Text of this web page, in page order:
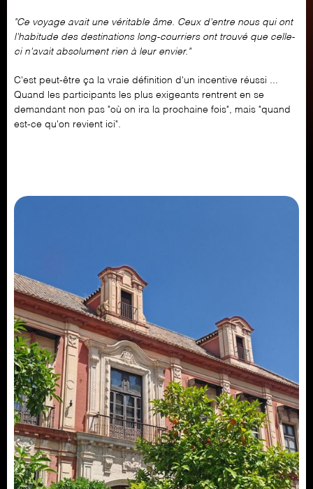
"Ce voyage avait une véritable âme. Ceux d'entre nous qui ont
l'habitude des destinations long-courriers ont trouvé que celle-
ci n'avait absolument rien à leur envier."
C'est peut-être ça la vraie définition d'un incentive réussi ...
Quand les participants les plus exigeants rentrent en se
demandant non pas "où on ira la prochaine fois", mais "quand
est-ce qu'on revient ici".